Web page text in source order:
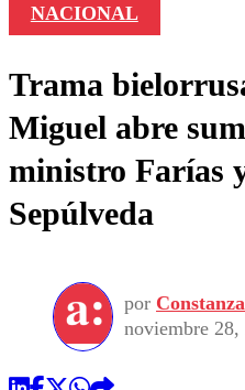
NACIONAL
Trama
Miguel abre
ministro Farías
Sepúlveda
por
noviembre 28,